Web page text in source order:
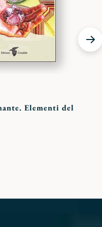
Elementi del